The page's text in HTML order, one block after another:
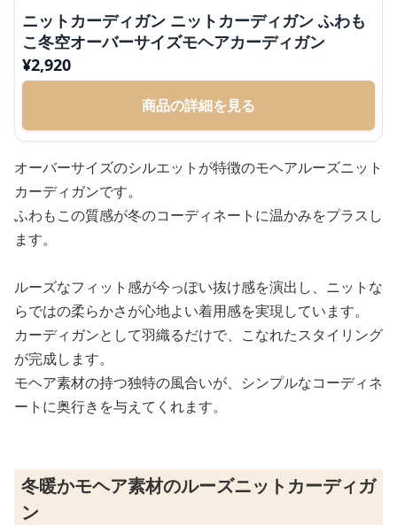
ニットカーディガン ニットカーディガン ふわも
こ冬空オーバーサイズモヘアカーディガン
¥2,920
商品の詳細を見る
オーバーサイズのシルエットが特徴のモヘアルーズニット
カーディガンです。
ふわもこの質感が冬のコーディネートに温かみをプラスし
ます。
ルーズなフィット感が今っぽい抜け感を演出し、ニットな
らではの柔らかさが心地よい着用感を実現しています。
カーディガンとして羽織るだけで、こなれたスタイリング
が完成します。
モヘア素材の持つ独特の風合いが、シンプルなコーディネ
ートに奥行きを与えてくれます。
冬暖かモヘア素材のルーズニットカーディガ
ン